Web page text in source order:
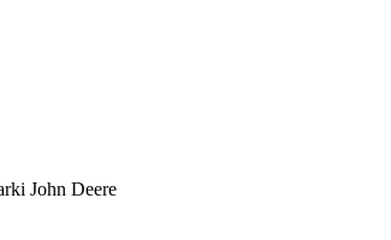
John Deere